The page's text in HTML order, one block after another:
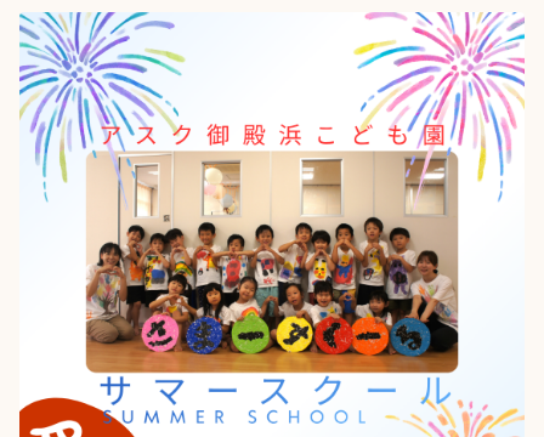
会社概要 ニュース
投資家情報 採用情報
Language
ホーム
利用者の声
プライバシーポリシー